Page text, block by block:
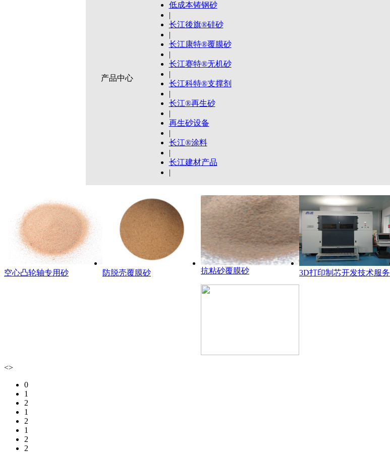
产品中心
低成本铸钢砂
|
长江後旗®硅砂
|
长江康特®覆膜砂
|
长江赛特®无机砂
|
长江科特®支撑剂
|
长江®再生砂
|
再生砂设备
|
长江®涂料
|
长江建材产品
|
空心凸轮轴专用砂 防脱壳覆膜砂 抗粘砂覆膜砂 3D打印制芯开发技术服务
<>
0
1
2
1
2
1
2
2